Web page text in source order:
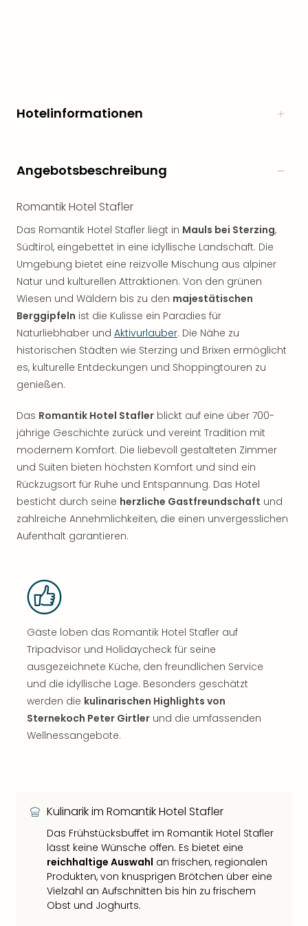
Hotelinformationen
Angebotsbeschreibung
Romantik Hotel Stafler
Das Romantik Hotel Stafler liegt in Mauls bei Sterzing,
Südtirol, eingebettet in eine idyllische Landschaft. Die
Umgebung bietet eine reizvolle Mischung aus alpiner
Natur und kulturellen Attraktionen. Von den grünen
Wiesen und Wäldern bis zu den majestätischen
Berggipfeln ist die Kulisse ein Paradies für
Naturliebhaber und Aktivurlauber. Die Nähe zu
historischen Städten wie Sterzing und Brixen ermöglicht
es, kulturelle Entdeckungen und Shoppingtouren zu
genießen.
Das Romantik Hotel Stafler blickt auf eine über 700-
jährige Geschichte zurück und vereint Tradition mit
modernem Komfort. Die liebevoll gestalteten Zimmer
und Suiten bieten höchsten Komfort und sind ein
Rückzugsort für Ruhe und Entspannung. Das Hotel
besticht durch seine herzliche Gastfreundschaft und
zahlreiche Annehmlichkeiten, die einen unvergesslichen
Aufenthalt garantieren.
Gäste loben das Romantik Hotel Stafler auf
Tripadvisor und Holidaycheck für seine
ausgezeichnete Küche, den freundlichen Service
und die idyllische Lage. Besonders geschätzt
werden die kulinarischen Highlights von
Sternekoch Peter Girtler und die umfassenden
Wellnessangebote.
Kulinarik im Romantik Hotel Stafler
Das Frühstücksbuffet im Romantik Hotel Stafler
lässt keine Wünsche offen. Es bietet eine
reichhaltige Auswahl an frischen, regionalen
Produkten, von knusprigen Brötchen über eine
Vielzahl an Aufschnitten bis hin zu frischem
Obst und Joghurts.